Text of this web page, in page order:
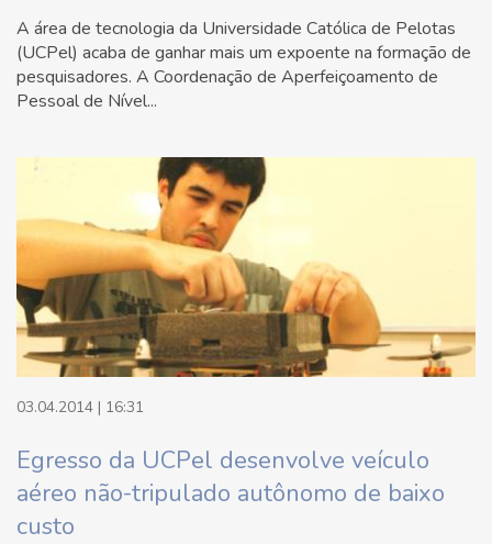
A área de tecnologia da Universidade Católica de Pelotas
(UCPel) acaba de ganhar mais um expoente na formação de
pesquisadores. A Coordenação de Aperfeiçoamento de
Pessoal de Nível...
03.04.2014 | 16:31
Egresso da UCPel desenvolve veículo
aéreo não-tripulado autônomo de baixo
custo